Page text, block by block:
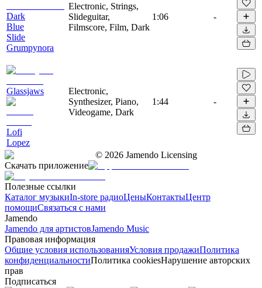
Dark
Blue
Slide
Grumpynora
Electronic, Strings,
Slideguitar,
Filmscore, Film, Dark
1:06 -
Glassjaws
Lofi
Lopez
Electronic,
Synthesizer, Piano,
Videogame, Dark
1:44 -
© 2026 Jamendo Licensing
Скачать приложение
Полезные ссылки
Каталог музыкиIn-store радиоЦеныКонтактыЦентр
помощиСвязаться с нами
Jamendo
Jamendo для артистовJamendo Music
Правовая информация
Общие условия использованияУсловия продажиПолитика
конфиденциальностиПолитика cookiesНарушение авторских
прав
Подписаться